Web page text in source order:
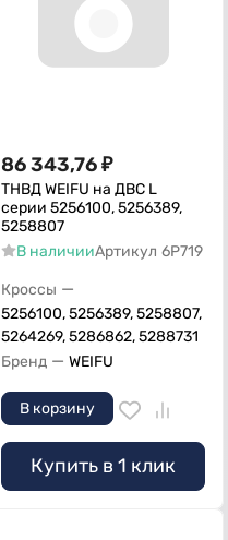
86 343,76₽
ТНВД WEIFU на ДВС L
серии 5256100, 5256389,
5258807
В наличииАртикул 6P719
Кроссы —
5256100, 5256389, 5258807,
5264269, 5286862, 5288731
Бренд — WEIFU
В корзину
Купить в 1 клик